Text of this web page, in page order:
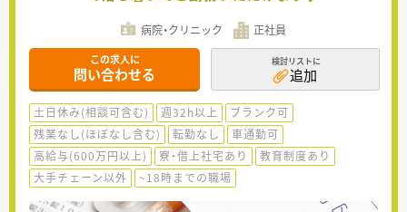
病院・クリニック 正社員
この求人に
問い合わせる
検討リストに
追加
土日休み(相談可含む) 週32h以上
ブランク可
残業なし(ほぼなし含む)
転勤なし
車通勤可
高給与(600万円以上)
寮・借上社宅あり
教育制度あり
大手チェーン以外
~18時までの職場